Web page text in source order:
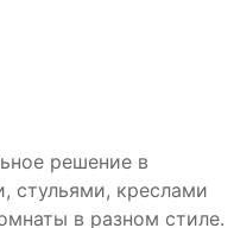
решение в
стульями, креслами
в разном стиле.